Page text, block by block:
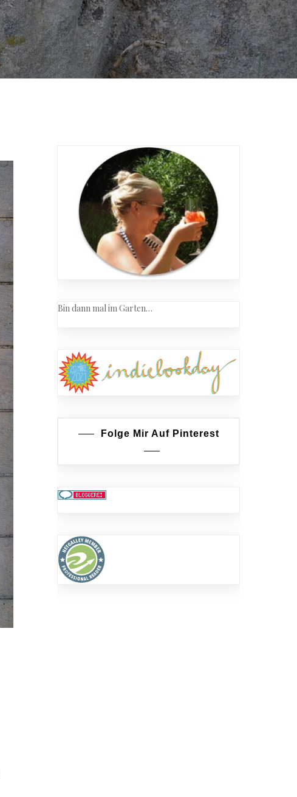
Bin dann mal im Garten…
Folge Mir Auf Pinterest